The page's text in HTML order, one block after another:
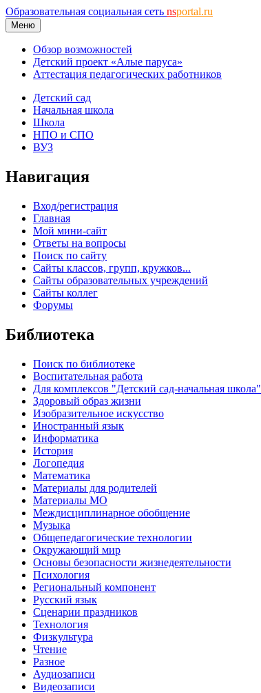
Образовательная социальная сеть nsportal.ru
Меню
Обзор возможностей
Детский проект «Алые паруса»
Аттестация педагогических работников
Детский сад
Начальная школа
Школа
НПО и СПО
ВУЗ
Навигация
Вход/регистрация
Главная
Мой мини-сайт
Ответы на вопросы
Поиск по сайту
Сайты классов, групп, кружков...
Сайты образовательных учреждений
Сайты коллег
Форумы
Библиотека
Поиск по библиотеке
Воспитательная работа
Для комплексов "Детский сад-начальная школа"
Здоровый образ жизни
Изобразительное искусство
Иностранный язык
Информатика
История
Логопедия
Математика
Материалы для родителей
Материалы МО
Междисциплинарное обобщение
Музыка
Общепедагогические технологии
Окружающий мир
Основы безопасности жизнедеятельности
Психология
Региональный компонент
Русский язык
Сценарии праздников
Технология
Физкультура
Чтение
Разное
Аудиозаписи
Видеозаписи